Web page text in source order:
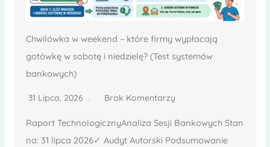
Chwilówka w weekend – które firmy wypłacają
gotówkę w sobotę i niedzielę? (Test systemów
bankowych)
31 Lipca, 2026 Brak Komentarzy
Raport TechnologicznyAnaliza Sesji Bankowych Stan
na: 31 lipca 2026✓ Audyt Autorski Podsumowanie